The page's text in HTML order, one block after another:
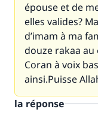
épouse et de
elles valides?
d’imam à ma
douze rakaa
Coran à voix
ainsi.Puisse
la réponse